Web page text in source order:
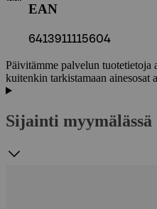
EAN
6413911115604
Päivitämme palvelun tuotetietoja
kuitenkin tarkistamaan ainesosat
Sijainti myymälässä